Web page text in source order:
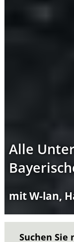
Alle
mit W-lan,
Suchen